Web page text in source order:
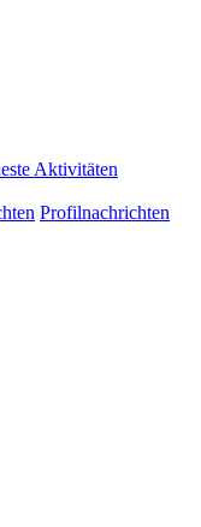
Aktivitäten
Profilnachrichten